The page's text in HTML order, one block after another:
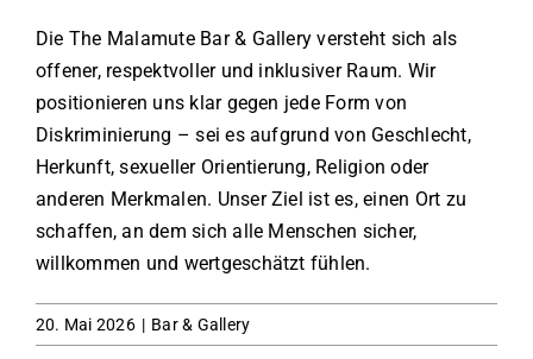
Die The Malamute Bar & Gallery versteht sich als
offener, respektvoller und inklusiver Raum. Wir
positionieren uns klar gegen jede Form von
Diskriminierung – sei es aufgrund von Geschlecht,
Herkunft, sexueller Orientierung, Religion oder
anderen Merkmalen. Unser Ziel ist es, einen Ort zu
schaffen, an dem sich alle Menschen sicher,
willkommen und wertgeschätzt fühlen.
20. Mai 2026 | Bar & Gallery